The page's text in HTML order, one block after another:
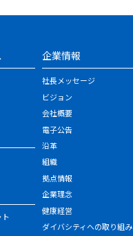
企業情報
社長メッセージ
ビジョン
会社概要
電子公告
沿革
組織
拠点情報
企業理念
健康経営
ダイバシティへの取り組み